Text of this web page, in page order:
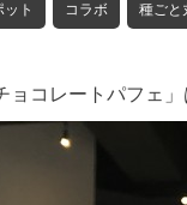
ト コラボ 種ごと
ョコレートパフェ